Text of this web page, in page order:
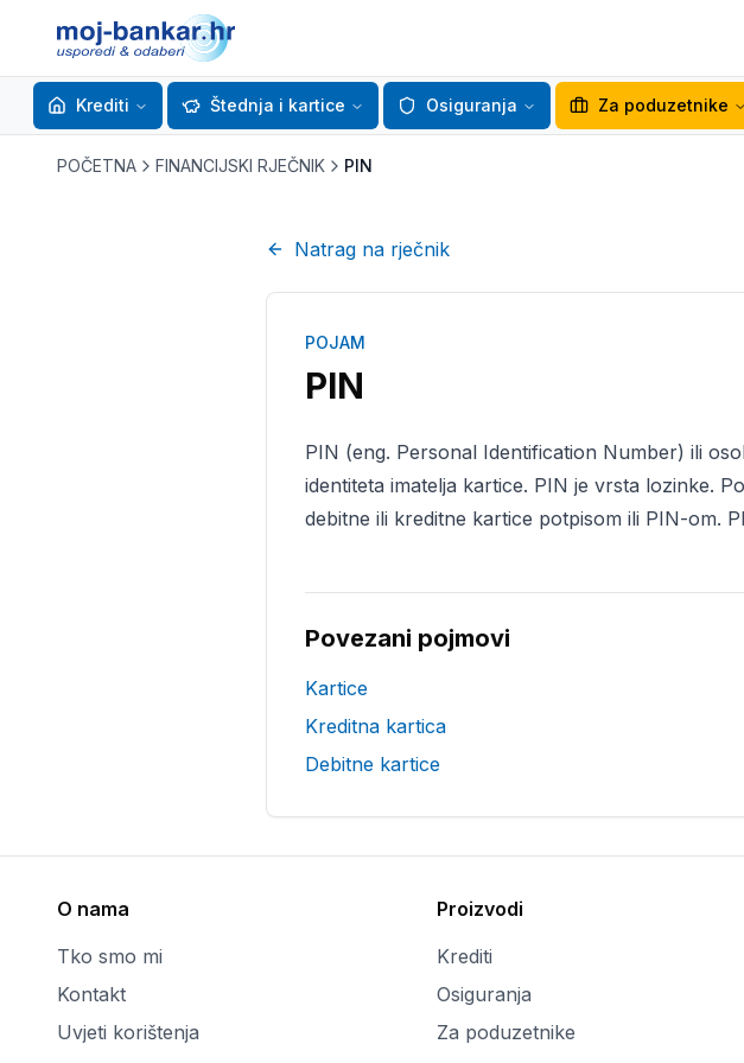
Krediti Štednja i kartice Osiguranja Za poduzetnike
POČETNA FINANCIJSKI RJEČNIK PIN
Natrag na rječnik
POJAM
PIN
PIN (eng. Personal Identification Number) ili
identiteta imatelja kartice. PIN je vrsta lozinke.
debitne ili kreditne kartice potpisom ili PIN-om.
Povezani pojmovi
Kartice
Kreditna kartica
Debitne kartice
O nama
Tko smo mi
Kontakt
Uvjeti korištenja
Proizvodi
Krediti
Osiguranja
Za poduzetnike